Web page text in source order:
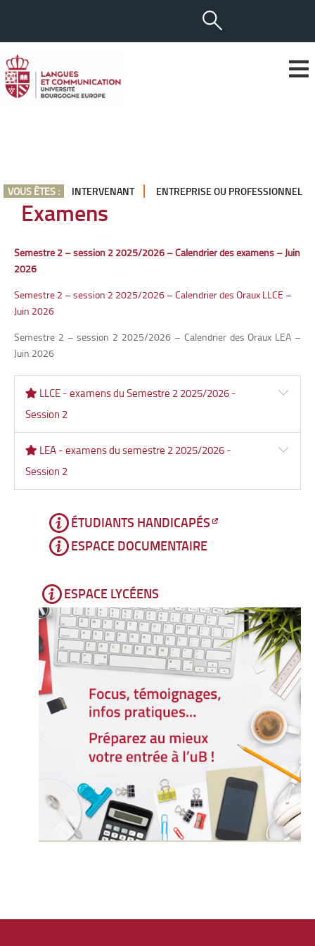
VOUS ÊTES : INTERVENANT ENTREPRISE OU PROFESSIONNEL
Examens
Semestre 2 – session 2 2025/2026 – Calendrier des examens – Juin
2026
Semestre 2 – session 2 2025/2026 – Calendrier des Oraux LLCE –
Juin 2026
Semestre 2 – session 2 2025/2026 – Calendrier des Oraux LEA –
Juin 2026
LLCE - examens du Semestre 2 2025/2026 -
Session 2
LEA - examens du semestre 2 2025/2026 -
Session 2
ÉTUDIANTS HANDICAPÉS
ESPACE DOCUMENTAIRE
ESPACE LYCÉENS